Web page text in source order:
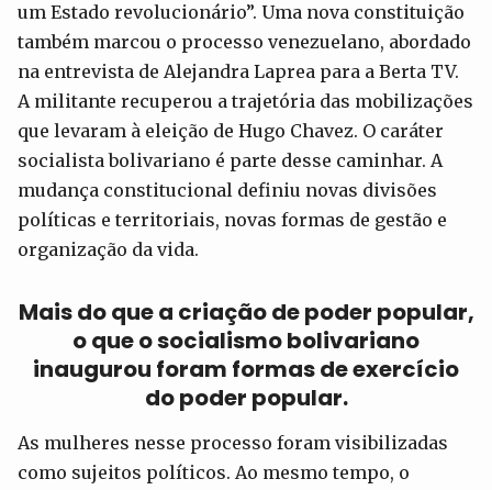
um Estado revolucionário”. Uma nova constituição
também marcou o processo venezuelano, abordado
na entrevista de Alejandra Laprea para a Berta TV.
A militante recuperou a trajetória das mobilizações
que levaram à eleição de Hugo Chavez. O caráter
socialista bolivariano é parte desse caminhar. A
mudança constitucional definiu novas divisões
políticas e territoriais, novas formas de gestão e
organização da vida.
Mais do que a criação de poder popular,
o que o socialismo bolivariano
inaugurou foram formas de exercício
do poder popular.
As mulheres nesse processo foram visibilizadas
como sujeitos políticos. Ao mesmo tempo, o